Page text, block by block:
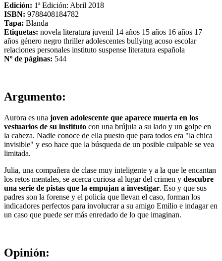
Edición: 1ª Edición: Abril 2018
ISBN: 9788408184782
Tapa: Blanda
Etiquetas: novela literatura juvenil 14 años 15 años 16 años 17
años género negro thrilleradolescentes bullying acoso escolar
relaciones personales instituto suspense literatura española
Nº de páginas: 544
Argumento:
Aurora es una joven adolescente que aparece muerta en los
vestuarios de su instituto con una brújula a su lado y un golpe en
la cabeza. Nadie conoce de ella puesto que para todos era "la chica
invisible" y eso hace que la búsqueda de un posible culpable se vea
limitada.
Julia, una compañera de clase muy inteligente y a la que le encantan
los retos mentales, se acerca curiosa al lugar del crimen y descubre
una serie de pistas que la empujan a investigar. Eso y que sus
padres son la forense y el policía que llevan el caso, forman los
indicadores perfectos para involucrar a su amigo Emilio e indagar en
un caso que puede ser más enredado de lo que imaginan.
Opinión: